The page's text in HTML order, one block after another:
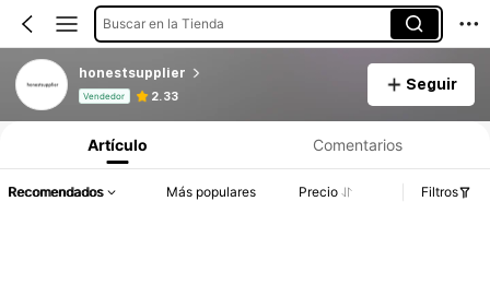
Buscar en la Tienda
honestsupplier
Vendedor 2.33
Seguir
Artículo Comentarios
Recomendados Más populares Precio Filtros